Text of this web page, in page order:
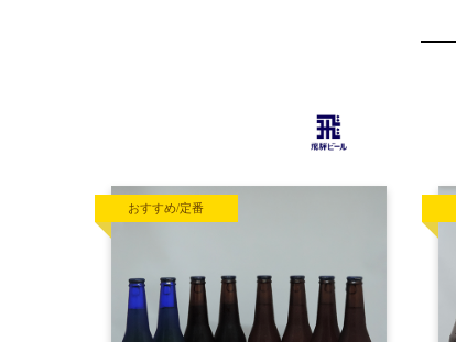
おすすめ/定番